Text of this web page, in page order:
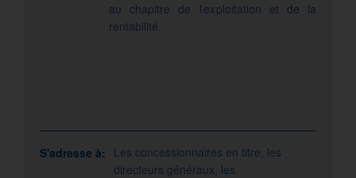
au chapitre de l'exploitation et de la
rentabilité.
S'adresse à:
Les concessionnaires en titre, les
directeurs généraux, les